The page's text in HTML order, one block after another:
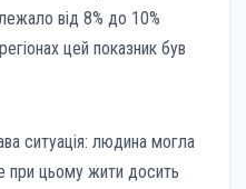
від 8% до 10%
цей показник був
ситуація: людина могла
при цьому жити досить